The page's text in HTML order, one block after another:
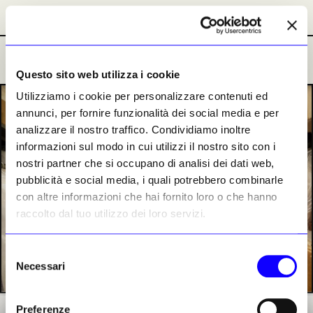
Questo sito web utilizza i cookie
Utilizziamo i cookie per personalizzare contenuti ed
annunci, per fornire funzionalità dei social media e per
analizzare il nostro traffico. Condividiamo inoltre
informazioni sul modo in cui utilizzi il nostro sito con i
nostri partner che si occupano di analisi dei dati web,
pubblicità e social media, i quali potrebbero combinarle
con altre informazioni che hai fornito loro o che hanno
raccolto dal tuo utilizzo dei loro servizi.
delNecessari
Preferenze
PREMIUM